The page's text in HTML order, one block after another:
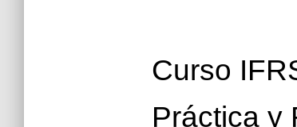
Curso
Práctica y